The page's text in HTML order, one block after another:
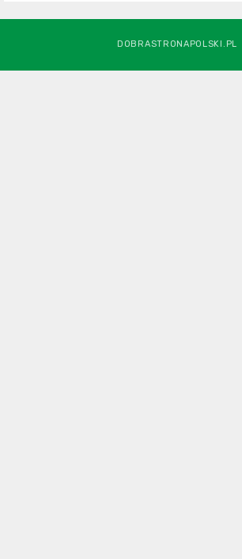
DOBRASTRONAPOLSKI.PL